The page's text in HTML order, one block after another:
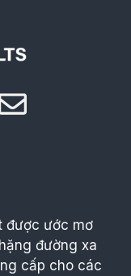
được ước mơ
đường xa
cấp cho các